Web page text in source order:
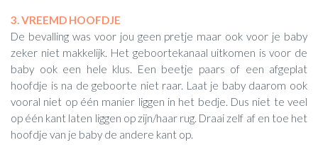
3. VREEMD HOOFDJE
De bevalling was voor jou geen pretje maar ook voor je baby
zeker niet makkelijk. Het geboortekanaal uitkomen is voor de
baby ook een hele klus. Een beetje paars of een afgeplat
hoofdje is na de geboorte niet raar. Laat je baby daarom ook
vooral niet op één manier liggen in het bedje. Dus niet te veel
op één kant laten liggen op zijn/haar rug. Draai zelf af en toe het
hoofdje van je baby de andere kant op.